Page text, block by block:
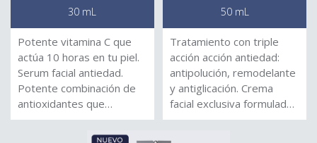
30 mL
Potente vitamina C que
actúa 10 horas en tu piel.
Serum facial antiedad.
Potente combinación de
antioxidantes que
combate el
fotoenvejecimineto.
50 mL
Tratamiento con triple
acción acción antiedad:
antipolución, remodelante
y antiglicación. Crema
facial exclusiva formulada
con Exo-P, que forma un